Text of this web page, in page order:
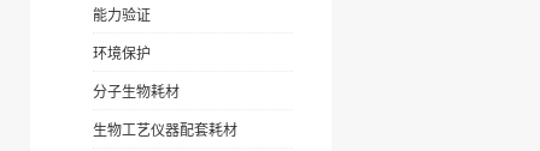
能力验证
环境保护
分子生物耗材
生物工艺仪器配套耗材